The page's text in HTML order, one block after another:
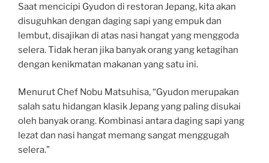
Saat mencicipi Gyudon di restoran Jepang, kita akan
disuguhkan dengan daging sapi yang empuk dan
lembut, disajikan di atas nasi hangat yang menggoda
selera. Tidak heran jika banyak orang yang ketagihan
dengan kenikmatan makanan yang satu ini.
Menurut Chef Nobu Matsuhisa, “Gyudon merupakan
salah satu hidangan klasik Jepang yang paling disukai
oleh banyak orang. Kombinasi antara daging sapi yang
lezat dan nasi hangat memang sangat menggugah
selera.”